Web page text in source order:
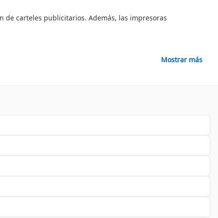
de carteles publicitarios. Además, las impresoras
Mostrar más